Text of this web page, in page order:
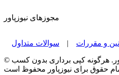
مجوزهای نیوزپاور
و مقررات | سوالات متداول
© طراحی و توسعه : نیوزپاور. هرگونه کپی برداری بدون کسب